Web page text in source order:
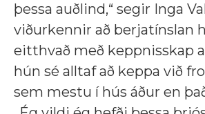
þessa auðlind,“ segir Inga
viðurkennir að berjatínslan
eitthvað með keppnisskap
hún sé alltaf að keppa við
sem mestu í hús áður en